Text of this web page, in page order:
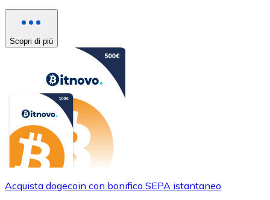
Scopri di più
Acquista dogecoin con bonifico SEPA istantaneo